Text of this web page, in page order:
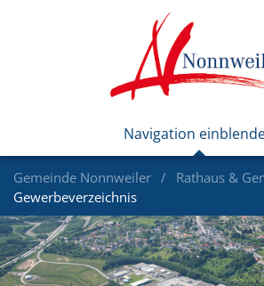
Gemeinde Nonnweiler
Rathaus &
Gewerbeverzeichnis